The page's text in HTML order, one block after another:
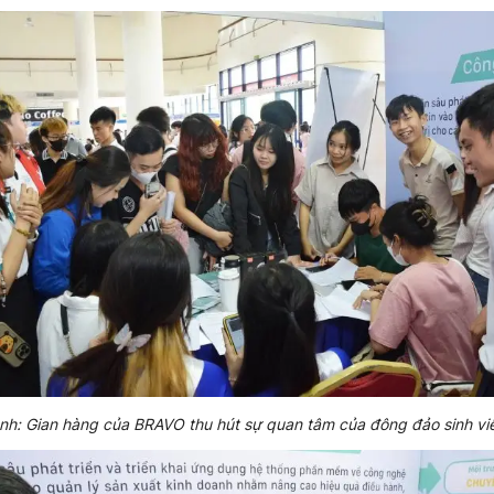
Gian hàng của BRAVO thu hút sự quan tâm của đông đảo sinh